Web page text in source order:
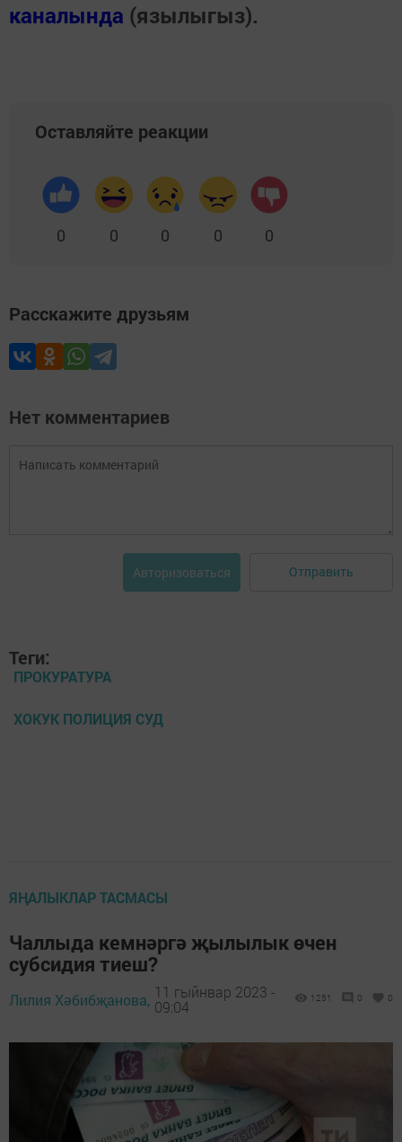
каналында (язылыгыз).
Оставляйте реакции
0 0 0 0 0
Расскажите друзьям
Нет комментариев
Авторизоваться Отправить
Теги:
ПРОКУРАТУРА
ХОКУК ПОЛИЦИЯ СУД
ЯҢАЛЫКЛАР ТАСМАСЫ
Чаллыда кемнәргә җылылык өчен
субсидия тиеш?
Лилия Хәбибҗанова, 11 гыйнвар 2023 -
09:04
1251 0 0